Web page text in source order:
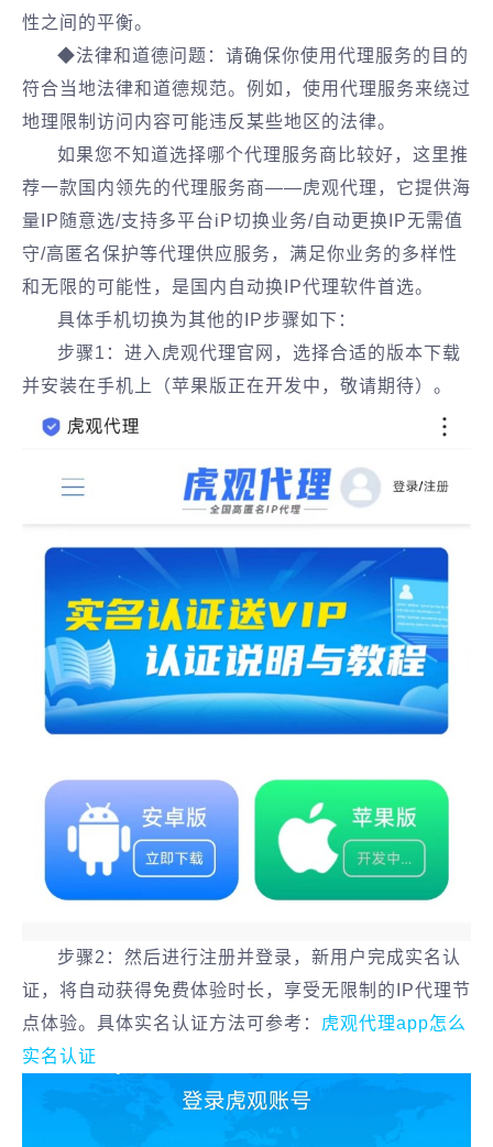
性之间的平衡。
◆法律和道德问题：请确保你使用代理服务的目的
符合当地法律和道德规范。例如，使用代理服务来绕过
地理限制访问内容可能违反某些地区的法律。
如果您不知道选择哪个代理服务商比较好，这里推
荐一款国内领先的代理服务商——虎观代理，它提供海
量IP随意选/支持多平台iP切换业务/自动更换IP无需值
守/高匿名保护等代理供应服务，满足你业务的多样性
和无限的可能性，是国内自动换IP代理软件首选。
具体手机切换为其他的IP步骤如下：
步骤1：进入虎观代理官网，选择合适的版本下载
并安装在手机上（苹果版正在开发中，敬请期待）。
步骤2：然后进行注册并登录，新用户完成实名认
证，将自动获得免费体验时长，享受无限制的IP代理节
点体验。具体实名认证方法可参考： 虎观代理app怎么
实名认证